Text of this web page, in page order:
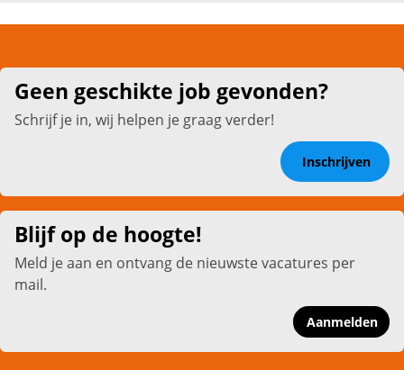
Geen geschikte job gevonden?
Schrijf je in, wij helpen je graag verder!
Inschrijven
Blijf op de hoogte!
Meld je aan en ontvang de nieuwste vacatures per
mail.
Aanmelden